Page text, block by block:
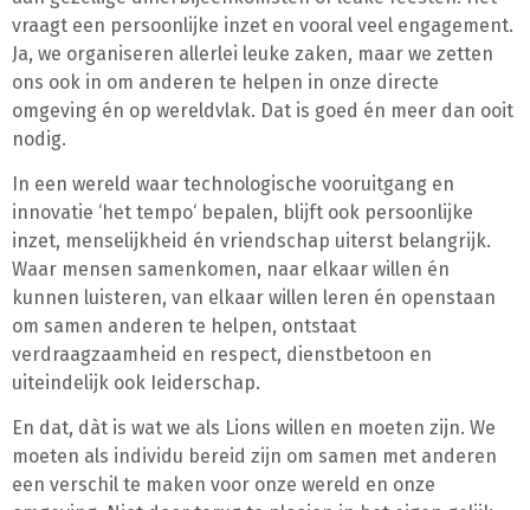
vraagt een persoonlijke inzet en vooral veel engagement.
Ja, we organiseren allerlei leuke zaken, maar we zetten
ons ook in om anderen te helpen in onze directe
omgeving én op wereldvlak. Dat is goed én meer dan ooit
nodig.
In een wereld waar technologische vooruitgang en
innovatie ‘het tempo‘ bepalen, blijft ook persoonlijke
inzet, menselijkheid én vriendschap uiterst belangrijk.
Waar mensen samenkomen, naar elkaar willen én
kunnen luisteren, van elkaar willen leren én openstaan
om samen anderen te helpen, ontstaat
verdraagzaamheid en respect, dienstbetoon en
uiteindelijk ook Ieiderschap.
En dat, dàt is wat we als Lions willen en moeten zijn. We
moeten als individu bereid zijn om samen met anderen
een verschil te maken voor onze wereld en onze